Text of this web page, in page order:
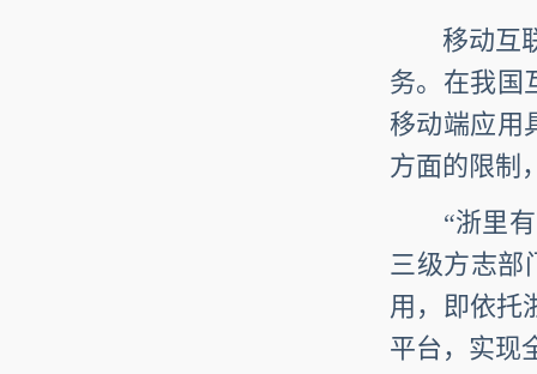
移动互联
务。在我国
移动端应用
方面的限制
“浙里
三级方志部
用，即依托
平台，实现